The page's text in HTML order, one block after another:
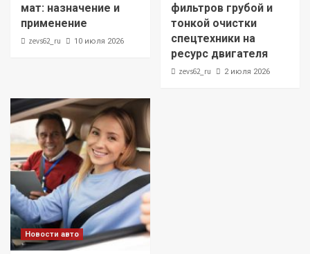
мат: назначение и
применение
zevs62_ru 10 июля 2026
фильтров грубой и
тонкой очистки
спецтехники на
ресурс двигателя
zevs62_ru 2 июля 2026
Новости авто